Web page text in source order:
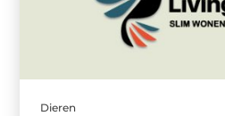
Dieren